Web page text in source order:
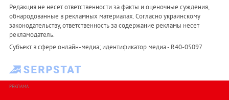
Редакция не несет ответственности за факты и оценочные суждения,
обнародованные в рекламных материалах. Согласно украинскому
законодательству, ответственность за содержание рекламы несет
рекламодатель.
Субъект в сфере онлайн-медиа; идентификатор медиа - R40-05097
РЕКЛАМА